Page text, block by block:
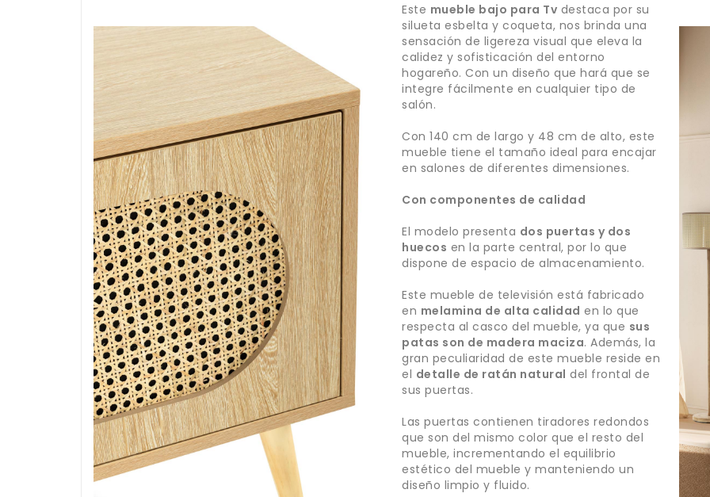
Este mueble bajo para Tv destaca por su
silueta esbelta y coqueta, nos brinda una
sensación de ligereza visual que eleva la
calidez y sofisticación del entorno
hogareño. Con un diseño que hará que se
integre fácilmente en cualquier tipo de
salón.
Con 140 cm de largo y 48 cm de alto, este
mueble tiene el tamaño ideal para encajar
en salones de diferentes dimensiones.
Con componentes de calidad
El modelo presenta dos puertas y dos
huecos en la parte central, por lo que
dispone de espacio de almacenamiento.
Este mueble de televisión está fabricado
en melamina de alta calidad en lo que
respecta al casco del mueble, ya que sus
patas son de madera maciza. Además, la
gran peculiaridad de este mueble reside en
el detalle de ratán natural del frontal de
sus puertas.
Las puertas contienen tiradores redondos
que son del mismo color que el resto del
mueble, incrementando el equilibrio
estético del mueble y manteniendo un
diseño limpio y fluido.